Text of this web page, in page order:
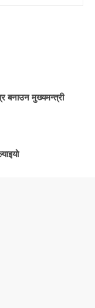
बनाउन मुख्यमन्त्री